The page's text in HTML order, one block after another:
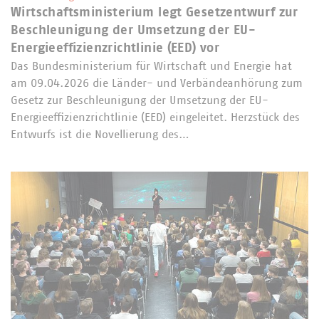
Wirtschaftsministerium legt Gesetzentwurf zur
Beschleunigung der Umsetzung der EU-
Energieeffizienzrichtlinie (EED) vor
Das Bundesministerium für Wirtschaft und Energie hat
am 09.04.2026 die Länder- und Verbändeanhörung zum
Gesetz zur Beschleunigung der Umsetzung der EU-
Energieeffizienzrichtlinie (EED) eingeleitet. Herzstück des
Entwurfs ist die Novellierung des…